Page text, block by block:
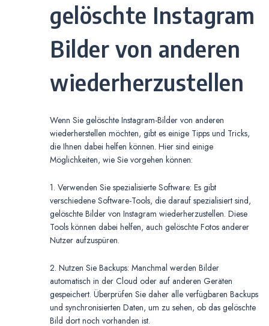
gelöschte Instagram
Bilder von anderen
wiederherzustellen
Wenn Sie gelöschte Instagram-Bilder von anderen
wiederherstellen möchten, gibt es einige Tipps und Tricks,
die Ihnen dabei helfen können. Hier sind einige
Möglichkeiten, wie Sie vorgehen können:
1. Verwenden Sie spezialisierte Software: Es gibt
verschiedene Software-Tools, die darauf spezialisiert sind,
gelöschte Bilder von Instagram wiederherzustellen. Diese
Tools können dabei helfen, auch gelöschte Fotos anderer
Nutzer aufzuspüren.
2. Nutzen Sie Backups: Manchmal werden Bilder
automatisch in der Cloud oder auf anderen Geräten
gespeichert. Überprüfen Sie daher alle verfügbaren Backups
und synchronisierten Daten, um zu sehen, ob das gelöschte
Bild dort noch vorhanden ist.